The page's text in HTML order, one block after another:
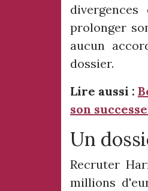
prolonger
aucun
dossier.
Lire aussi :
son
Un
Recruter
millions